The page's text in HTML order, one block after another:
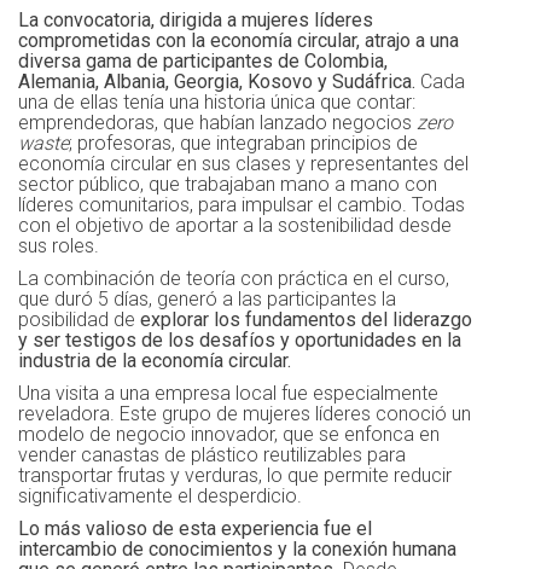
La convocatoria, dirigida a mujeres líderes
comprometidas con la economía circular, atrajo a una
diversa gama de participantes de Colombia,
Alemania, Albania, Georgia, Kosovo y Sudáfrica. Cada
una de ellas tenía una historia única que contar:
emprendedoras, que habían lanzado negocios zero
waste; profesoras, que integraban principios de
economía circular en sus clases y representantes del
sector público, que trabajaban mano a mano con
líderes comunitarios, para impulsar el cambio. Todas
con el objetivo de aportar a la sostenibilidad desde
sus roles.
La combinación de teoría con práctica en el curso,
que duró 5 días, generó a las participantes la
posibilidad de explorar los fundamentos del liderazgo
y ser testigos de los desafíos y oportunidades en la
industria de la economía circular.
Una visita a una empresa local fue especialmente
reveladora. Este grupo de mujeres líderes conoció un
modelo de negocio innovador, que se enfonca en
vender canastas de plástico reutilizables para
transportar frutas y verduras, lo que permite reducir
significativamente el desperdicio.
Lo más valioso de esta experiencia fue el
intercambio de conocimientos y la conexión humana